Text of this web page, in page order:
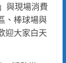
與現場消費
、棒球場與
迎大家白天